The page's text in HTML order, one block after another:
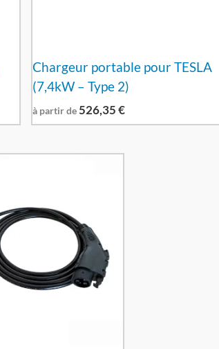
Chargeur portable pour TESLA
(7,4kW – Type 2)
à partir de 526,35€